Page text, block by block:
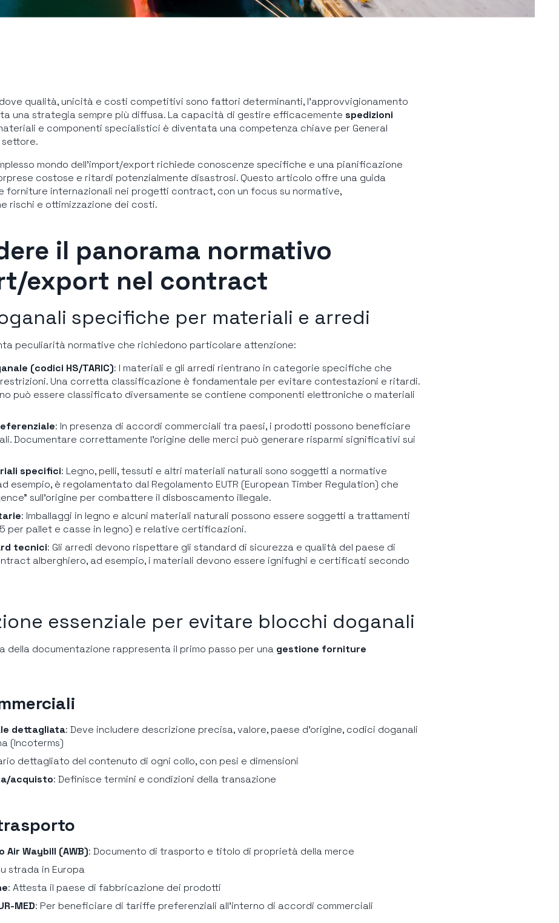
qualità, unicità e costi competitivi sono fattori determinanti, l’approvvigionamento
una strategia sempre più diffusa. La capacità di gestire efficacementespedizioni
e componenti specialistici è diventata una competenza chiave per General
mondo dell’import/export richiede conoscenze specifiche e una pianificazione
costose e ritardi potenzialmente disastrosi. Questo articolo offre una guida
forniture internazionali nei progetti contract, con un focus su normative,
rischi e ottimizzazione dei costi.
il panorama normativo
export nel contract
specifiche per materiali e arredi
peculiarità normative che richiedono particolare attenzione:
(codici HS/TARIC): I materiali e gli arredi rientrano in categorie specifiche che
Una corretta classificazione è fondamentale per evitare contestazioni e ritardi.
può essere classificato diversamente se contiene componenti elettroniche o materiali
: In presenza di accordi commerciali tra paesi, i prodotti possono beneficiare
Documentare correttamente l’origine delle merci può generare risparmi significativi sui
specifici: Legno, pelli, tessuti e altri materiali naturali sono soggetti a normative
esempio, è regolamentato dal Regolamento EUTR (European Timber Regulation) che
sull’origine per combattere il disboscamento illegale.
: Imballaggi in legno e alcuni materiali naturali possono essere soggetti a trattamenti
per pallet e casse in legno) e relative certificazioni.
tecnici: Gli arredi devono rispettare gli standard di sicurezza e qualità del paese di
alberghiero, ad esempio, i materiali devono essere ignifughi e certificati secondo
essenziale per evitare blocchi doganali
della documentazione rappresenta il primo passo per una gestione forniture
dettagliata: Deve includere descrizione precisa, valore, paese d’origine, codici doganali
(Incoterms)
dettagliato del contenuto di ogni collo, con pesi e dimensioni
acquisto: Definisce termini e condizioni della transazione
Air Waybill (AWB): Documento di trasporto e titolo di proprietà della merce
strada in Europa
: Attesta il paese di fabbricazione dei prodotti
MED: Per beneficiare di tariffe preferenziali all’interno di accordi commerciali